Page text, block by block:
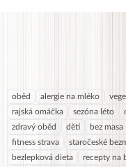
oběd alergie na mléko
rajská omáčka
sezóna léto
zdravý oběd
děti bez masa
fitness strava
staročeské
bezlepková dieta
recepty na